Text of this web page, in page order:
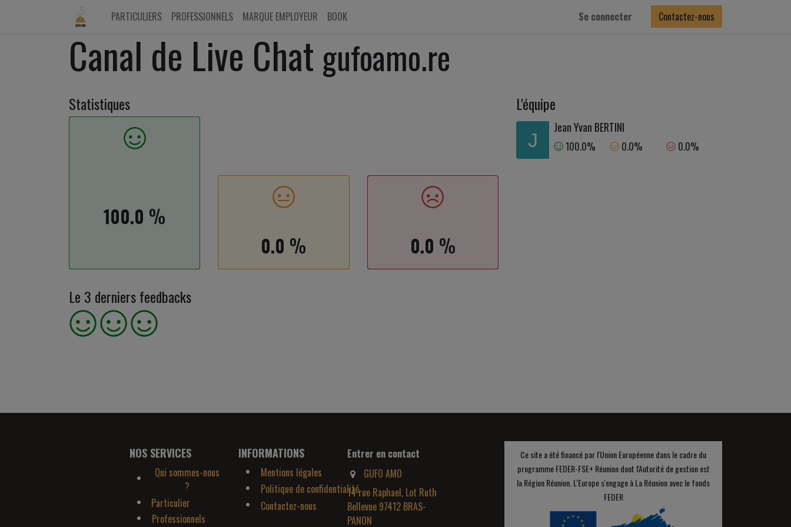
PARTICULIERS PROFESSIONNELS MARQUE EMPLOYEUR BOOK Se connecter Contactez-nous
Canal de Live Chat gufoamo.re
Statistiques
100.0 %
0.0 % 0.0 %
Le 3 derniers feedbacks
L'équipe
Jean Yvan BERTINI
100.0% 0.0% 0.0%
INFORMATIONS
Mentions légales
Politique de confidentialité
Contactez-nous
NOS SERVICES
Qui sommes-nous
?
Particulier
Professionnels
Ce site a été financé par l'Union Européenne dans le cadre du
programme FEDER-FSE+ Réunion dont l'Autorité de gestion est
la Région Réunion. L'Europe s'engage à La Réunion avec le fonds
FEDER
Entrer en contact
GUFO AMO
14 rue Raphael, Lot Ruth
Bellevue 97412 BRAS-
PANON